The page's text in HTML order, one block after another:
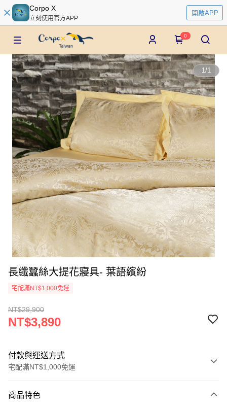
Corpo X
立刻使用官方APP
開啟APP
0
1/1
長纖蠶絲大提花寢具- 葉語繽紛
宅配滿NT$1,000免運
NT$29,900
NT$3,890
付款與運送方式
宅配滿NT$1,000免運
信用卡一次付款
商品特色